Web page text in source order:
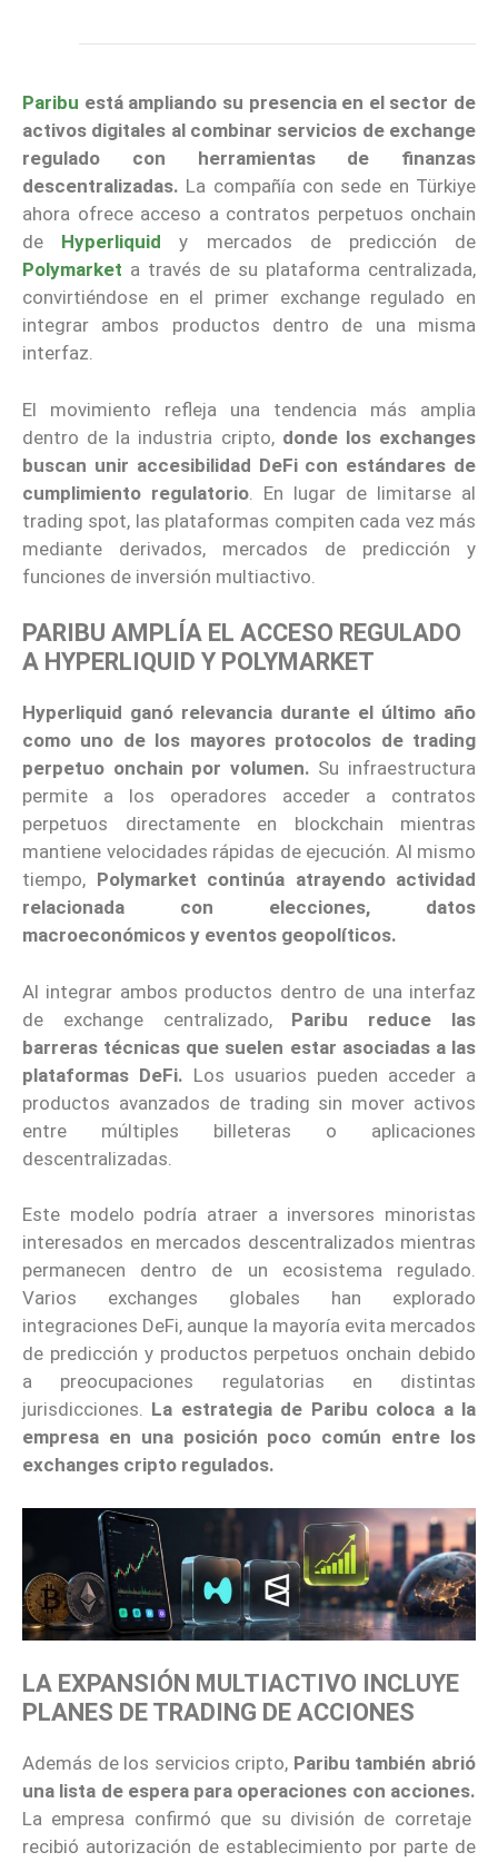
Paribu está ampliando su presencia en el sector de
activos digitales al combinar servicios de exchange
regulado con herramientas de finanzas
descentralizadas. La compañía con sede en Türkiye
ahora ofrece acceso a contratos perpetuos onchain
de Hyperliquid
y mercados de predicción de
Polymarket a través de su plataforma centralizada,
convirtiéndose en el primer exchange regulado en
integrar ambos productos dentro de una misma
interfaz.
El movimiento refleja una tendencia más amplia
dentro de la industria cripto, donde los exchanges
buscan unir accesibilidad DeFi con estándares de
cumplimiento regulatorio . En lugar de limitarse al
trading spot, las plataformas compiten cada vez más
mediante derivados, mercados de predicción y
funciones de inversión multiactivo.
PARIBU AMPLÍA EL ACCESO REGULADO
A HYPERLIQUID Y POLYMARKET
Hyperliquid ganó relevancia durante el último año
como uno de los mayores protocolos de trading
perpetuo onchain por volumen. Su infraestructura
permite a los operadores acceder a contratos
perpetuos directamente en blockchain mientras
mantiene velocidades rápidas de ejecución. Al mismo
tiempo, Polymarket continúa atrayendo actividad
relacionada con elecciones, datos
macroeconómicos y eventos geopolíticos.
Al integrar ambos productos dentro de una interfaz
de exchange centralizado, Paribu reduce las
barreras técnicas que suelen estar asociadas a las
plataformas DeFi. Los usuarios pueden acceder a
productos avanzados de trading sin mover activos
entre múltiples billeteras o aplicaciones
descentralizadas.
Este modelo podría atraer a inversores minoristas
interesados en mercados descentralizados mientras
permanecen dentro de un ecosistema regulado.
Varios exchanges globales han explorado
integraciones DeFi, aunque la mayoría evita mercados
de predicción y productos perpetuos onchain debido
a preocupaciones regulatorias en distintas
jurisdicciones. La estrategia de Paribu coloca a la
empresa en una posición poco común entre los
exchanges cripto regulados.
LA EXPANSIÓN MULTIACTIVO INCLUYE
PLANES DE TRADING DE ACCIONES
Además de los servicios cripto, Paribu también abrió
una lista de espera para operaciones con acciones.
La empresa confirmó que su división de corretaje
recibió autorización de establecimiento por parte de